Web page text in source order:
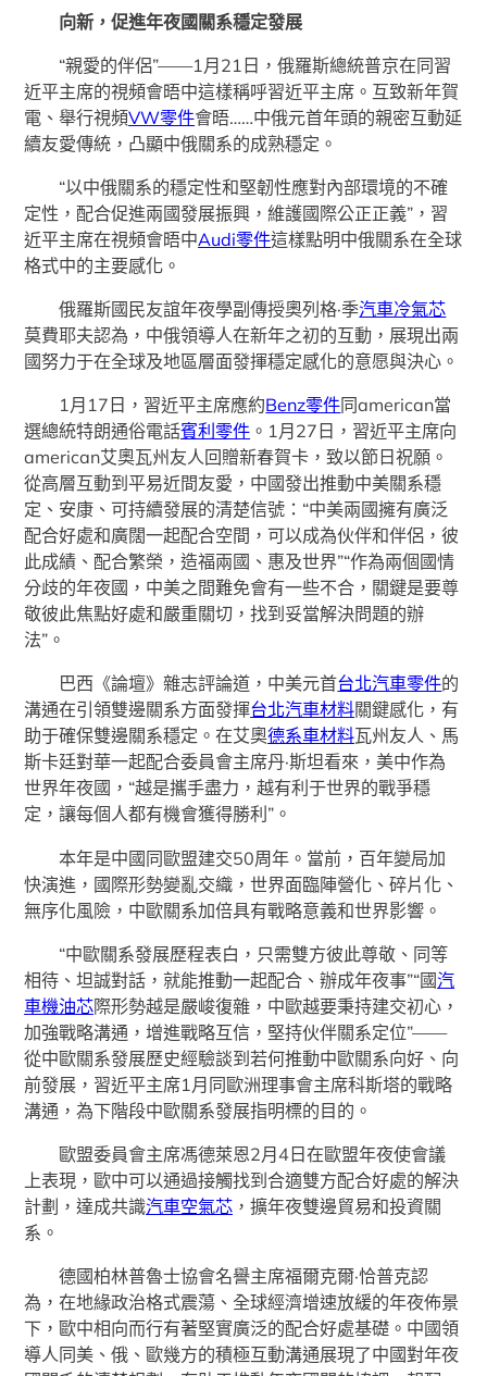
向新，促進年夜國關系穩定發展
“親愛的伴侶”——1月21日，俄羅斯總統普京在同習
近平主席的視頻會晤中這樣稱呼習近平主席。互致新年賀
電、舉行視頻VW零件會晤……中俄元首年頭的親密互動延
續友愛傳統，凸顯中俄關系的成熟穩定。
“以中俄關系的穩定性和堅韌性應對內部環境的不確
定性，配合促進兩國發展振興，維護國際公正正義”，習
近平主席在視頻會晤中Audi零件這樣點明中俄關系在全球
格式中的主要感化。
俄羅斯國民友誼年夜學副傳授奧列格·季汽車冷氣芯
莫費耶夫認為，中俄領導人在新年之初的互動，展現出兩
國努力于在全球及地區層面發揮穩定感化的意愿與決心。
1月17日，習近平主席應約Benz零件同american當
選總統特朗通俗電話賓利零件 。1月27日，習近平主席向
american艾奧瓦州友人回贈新春賀卡，致以節日祝願。
從高層互動到平易近間友愛，中國發出推動中美關系穩
定、安康、可持續發展的清楚信號：“中美兩國擁有廣泛
配合好處和廣闊一起配合空間，可以成為伙伴和伴侶，彼
此成績、配合繁榮，造福兩國、惠及世界”“作為兩個國情
分歧的年夜國，中美之間難免會有一些不合，關鍵是要尊
敬彼此焦點好處和嚴重關切，找到妥當解決問題的辦
法”。
巴西《論壇》雜志評論道，中美元首台北汽車零件的
溝通在引領雙邊關系方面發揮台北汽車材料關鍵感化，有
助于確保雙邊關系穩定。在艾奧德系車材料瓦州友人、馬
斯卡廷對華一起配合委員會主席丹·斯坦看來，美中作為
世界年夜國，“越是攜手盡力，越有利于世界的戰爭穩
定，讓每個人都有機會獲得勝利”。
本年是中國同歐盟建交50周年。當前，百年變局加
快演進，國際形勢變亂交織，世界面臨陣營化、碎片化、
無序化風險，中歐關系加倍具有戰略意義和世界影響。
“中歐關系發展歷程表白，只需雙方彼此尊敬、同等
相待、坦誠對話，就能推動一起配合、辦成年夜事”“國汽
車機油芯際形勢越是嚴峻復雜，中歐越要秉持建交初心，
加強戰略溝通，增進戰略互信，堅持伙伴關系定位”——
從中歐關系發展歷史經驗談到若何推動中歐關系向好、向
前發展，習近平主席1月同歐洲理事會主席科斯塔的戰略
溝通，為下階段中歐關系發展指明標的目的。
歐盟委員會主席馮德萊恩2月4日在歐盟年夜使會議
上表現，歐中可以通過接觸找到合適雙方配合好處的解決
計劃，達成共識汽車空氣芯 ，擴年夜雙邊貿易和投資關
系。
德國柏林普魯士協會名譽主席福爾克爾·恰普克認
為，在地緣政治格式震蕩、全球經濟增速放緩的年夜佈景
下，歐中相向而行有著堅實廣泛的配合好處基礎。中國領
導人同美、俄、歐幾方的積極互動溝通展現了中國對年夜